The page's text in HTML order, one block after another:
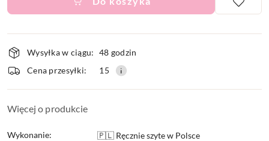
i
dostawa
Wysyłka w ciągu: 48 godzin
Cena przesyłki:
15
Więcej o produkcie
Wykonanie: 🇵🇱 Ręcznie szyte w Polsce